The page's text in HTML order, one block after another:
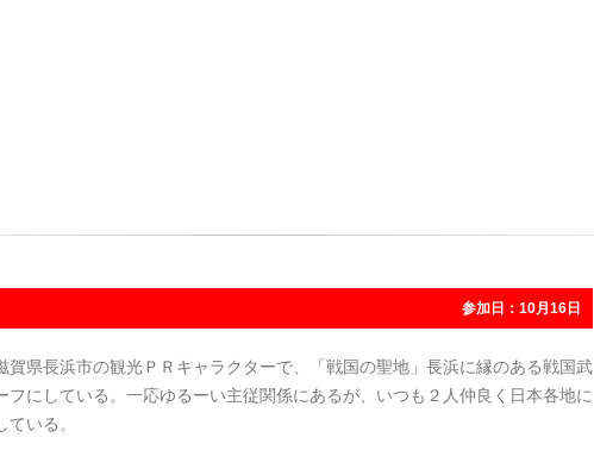
参加日：10月16日
賀県長浜市の観光ＰＲキャラクターで、「戦国の聖地」長浜に縁のある戦国武
フにしている。一応ゆるーい主従関係にあるが、いつも２人仲良く日本各地に
ている。